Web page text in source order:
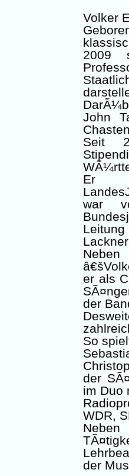
Volker
2009
John
Seit
Er
war
Leitung
Neben
er als
der
So
der
im Duo
WDR,
der